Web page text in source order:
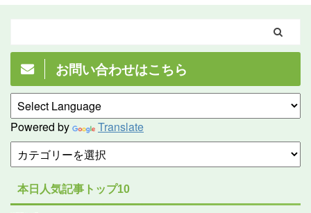
お問い合わせはこちら
Powered by Translate
本日人気記事トップ10